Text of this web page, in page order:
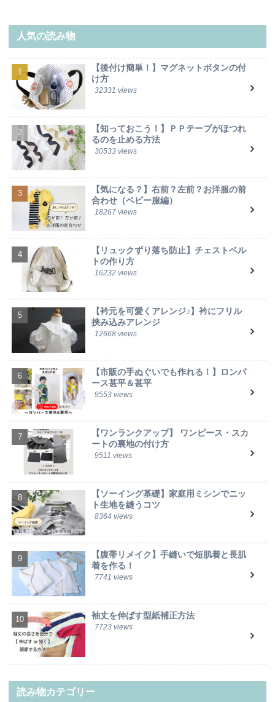
人気の読み物
【後付け簡単！】マグネットボタンの付
け方
32331 views
【知っておこう！】ＰＰテープがほつれ
るのを止める方法
30533 views
【気になる？】右前？左前？お洋服の前
合わせ（ベビー服編）
18267 views
【リュックずり落ち防止】チェストベル
トの作り方
16232 views
【衿元を可愛くアレンジ♪】衿にフリル
挟み込みアレンジ
12668 views
【市販の手ぬぐいでも作れる！】ロンパ
ース甚平＆甚平
9553 views
【ワンランクアップ】 ワンピース・スカ
ートの裏地の付け方
9511 views
【ソーイング基礎】家庭用ミシンでニッ
ト生地を縫うコツ
8364 views
【腹帯リメイク】手縫いで短肌着と長肌
着を作る！
7741 views
袖丈を伸ばす型紙補正方法
7723 views
読み物カテゴリー